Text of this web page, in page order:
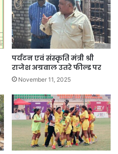
पर्यटन एवं संस्कृति मंत्री श्री
राजेश अग्रवाल उतरे फील्ड पर
November 11, 2025